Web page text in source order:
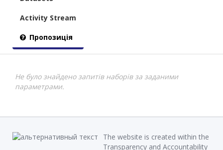
Activity Stream
Пропозиція
Не було знайдено запитів наборів за заданими
параметрами.
The website is created within the
Transparency and Accountability